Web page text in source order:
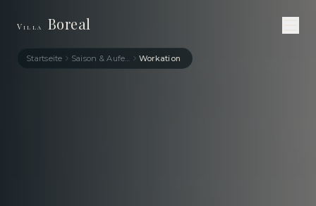
Startseite Saison & Aufenthalt Workation
Villa Boreal